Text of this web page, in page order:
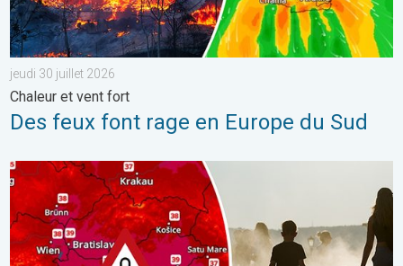
jeudi 30 juillet 2026
Chaleur et vent fort
Des feux font rage en Europe du Sud
Des températures supérieures à 40°C. Canicule Europe de